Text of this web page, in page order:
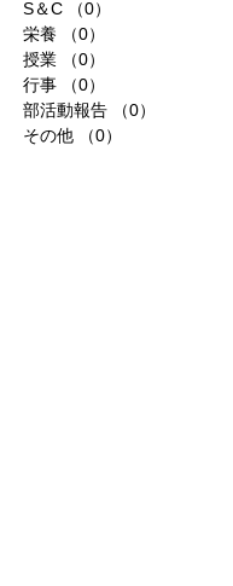
S＆C
（0）
栄養
（0）
授業
（0）
行事
（0）
部活動報告
（0）
その他
（0）